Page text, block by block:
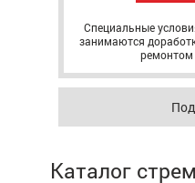
Специальные
занимаются
ремонтом
Каталог